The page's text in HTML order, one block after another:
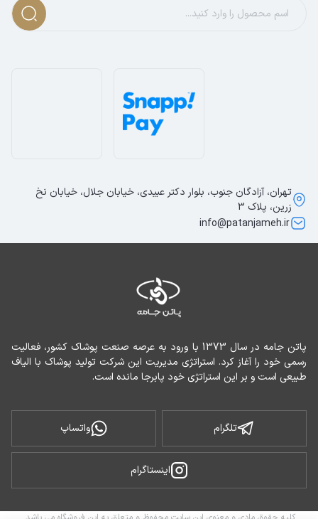
طبیعی است و بر این استراتژی خود پابرجا مانده است.
تلگرام واتساپ
اینستاگرام
تهران، آزادگان جنوب، بلوار دکتر عبیدی، خیابان جلال، خیابان نخ
زرین، پلاک 3
info@patanjameh.ir